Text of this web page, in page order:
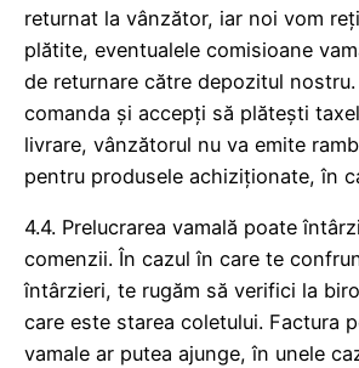
returnat la vânzător, iar noi vom
plătite, eventualele comisioane
de returnare către depozitul
comanda și accepți să plătești
livrare, vânzătorul nu va emite
pentru produsele achiziționate, în
4.4. Prelucrarea vamală poate
comenzii. În cazul în care te
întârzieri, te rugăm să verifici la
care este starea coletului. Factura
vamale ar putea ajunge, în unele